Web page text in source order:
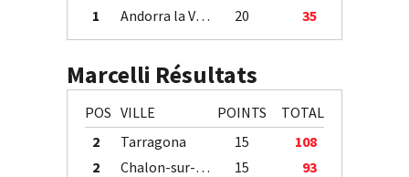
1
Andorra la Vella 20 35
Marcelli Résultats
POS VILLE POINTS
TOTAL
2
Tarragona 15
108
2
Chalon-sur-Saône 15
93